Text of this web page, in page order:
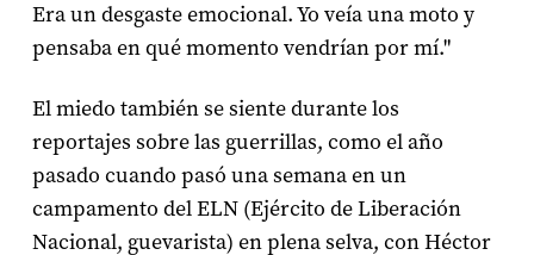
Era un desgaste emocional. Yo veía una moto y
pensaba en qué momento vendrían por mí."
El miedo también se siente durante los
reportajes sobre las guerrillas, como el año
pasado cuando pasó una semana en un
campamento del ELN (Ejército de Liberación
Nacional, guevarista) en plena selva, con Héctor